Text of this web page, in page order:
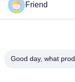
त्वरित लिंक
फैक्टरी यात्रा
Friend
Good day, what